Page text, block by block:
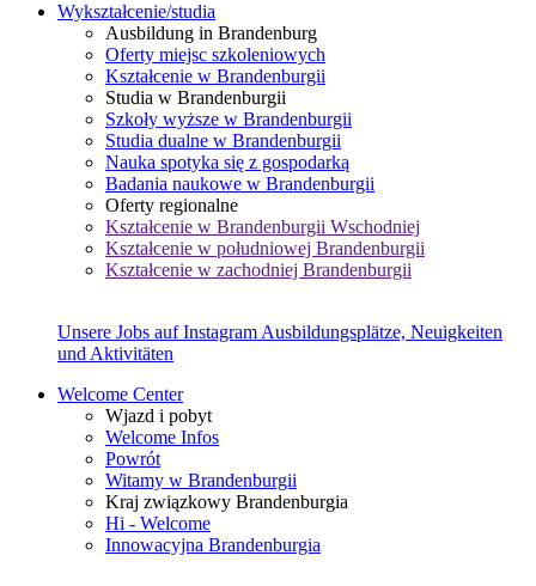
Wykształcenie/studia
Ausbildung in Brandenburg
Oferty miejsc szkoleniowych
Kształcenie w Brandenburgii
Studia w Brandenburgii
Szkoły wyższe w Brandenburgii
Studia dualne w Brandenburgii
Nauka spotyka się z gospodarką
Badania naukowe w Brandenburgii
Oferty regionalne
Kształcenie w Brandenburgii Wschodniej
Kształcenie w południowej Brandenburgii
Kształcenie w zachodniej Brandenburgii
Unsere Jobs auf Instagram Ausbildungsplätze, Neuigkeiten
und Aktivitäten
Welcome Center
Wjazd i pobyt
Welcome Infos
Powrót
Witamy w Brandenburgii
Kraj związkowy Brandenburgia
Hi - Welcome
Innowacyjna Brandenburgia